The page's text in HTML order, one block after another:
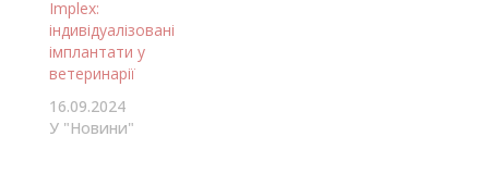
Implex:
індивідуалізовані
імплантати у
ветеринарії
16.09.2024
У "Новини"